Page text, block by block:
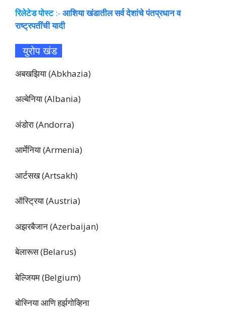
रिलेटेड पोस्ट:- आशिया खंडातील सर्व देशांचे पंतप्रधान व
राष्ट्रपतींची यादी
युरोप खंड
अबखझिया (Abkhazia)
अल्बेनिया (Albania)
अंडोरा (Andorra)
आर्मेनिया (Armenia)
आर्टसख (Artsakh)
ऑस्ट्रिया (Austria)
अझरबैजान (Azerbaijan)
बेलारूस (Belarus)
बेल्जियम (Belgium)
बोस्निया आणि हर्झगोव्हिना